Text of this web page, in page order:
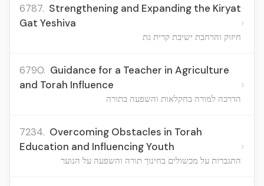
6787. Strengthening and Expanding the Kiryat
Gat Yeshiva
חיזוק והרחבת ישיבת קרית גת
›
6790. Guidance for a Teacher in Agriculture
and Torah Influence
הדרכה למורה בחקלאות והשפעה בתורה
›
7234. Overcoming Obstacles in Torah
Education and Influencing Youth
התגברות על מכשולים בחינוך תורה והשפעה על הנוער
›